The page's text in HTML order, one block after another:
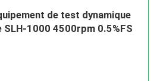
de test dynamique
SLH-1000 4500rpm 0.5%FS